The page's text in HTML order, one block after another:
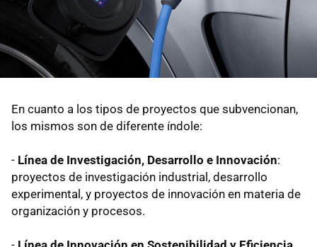
En cuanto a los tipos de proyectos que subvencionan,
los mismos son de diferente índole:
- Línea de Investigación, Desarrollo e Innovación:
proyectos de investigación industrial, desarrollo
experimental, y proyectos de innovación en materia de
organización y procesos.